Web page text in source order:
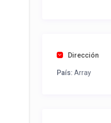
Dirección
País: Array